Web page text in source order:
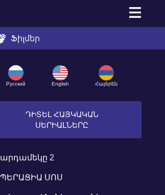
Ֆիլմեր
Русский English Հայերեն
ԴԻՏԵԼ ՀԱՅԿԱԿԱՆ
ՍԵՐԻԱԼՆԵՐԸ
2
ՍՈՍ